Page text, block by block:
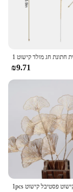
₪9.71